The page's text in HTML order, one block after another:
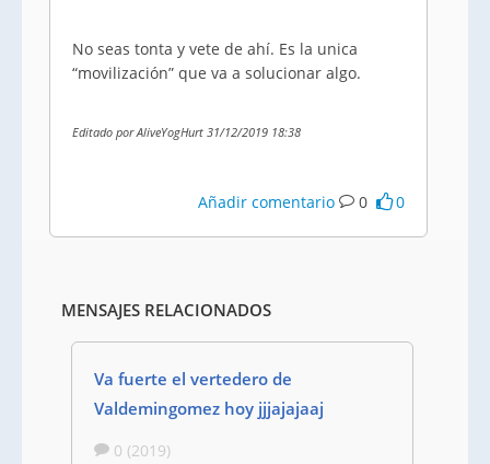
No seas tonta y vete de ahí. Es la unica
“movilización” que va a solucionar algo.
Editado por AliveYogHurt 31/12/2019 18:38
Añadir comentario 0 0
MENSAJES RELACIONADOS
Va fuerte el vertedero de
Valdemingomez hoy jjjajajaaj
0 (2019)